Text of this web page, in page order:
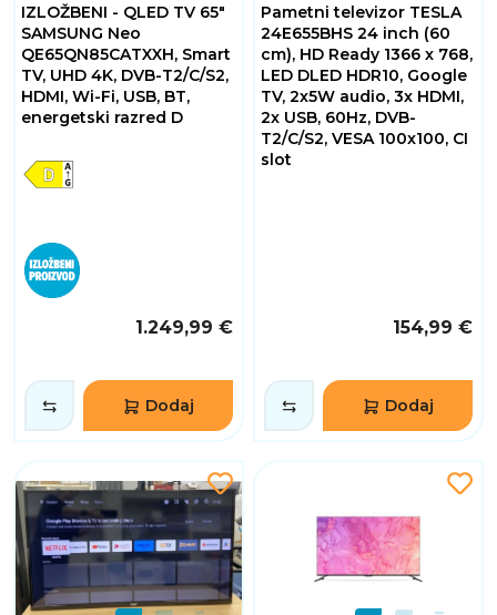
IZLOŽBENI - QLED TV 65"
SAMSUNG Neo
QE65QN85CATXXH, Smart
TV, UHD 4K, DVB-T2/C/S2,
HDMI, Wi-Fi, USB, BT,
energetski razred D
1.249,99 €
Dodaj
Pametni televizor TESLA
24E655BHS 24 inch (60
cm), HD Ready 1366 x 768,
LED DLED HDR10, Google
TV, 2x5W audio, 3x HDMI,
2x USB, 60Hz, DVB-
T2/C/S2, VESA 100x100, CI
slot
154,99 €
Dodaj